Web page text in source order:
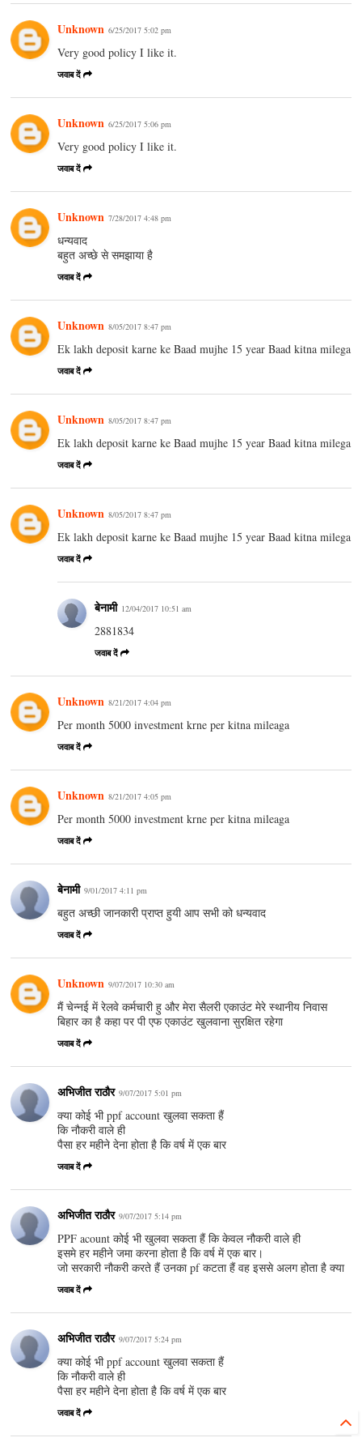
Unknown 6/25/2017 5:02 pm
Very good policy I like it.
जवाब दें
Unknown 6/25/2017 5:06 pm
Very good policy I like it.
जवाब दें
Unknown 7/28/2017 4:48 pm
धन्यवाद
बहुत अच्छे से समझाया है
जवाब दें
Unknown 8/05/2017 8:47 pm
Ek lakh deposit karne ke Baad mujhe 15 year Baad kitna milega
जवाब दें
Unknown 8/05/2017 8:47 pm
Ek lakh deposit karne ke Baad mujhe 15 year Baad kitna milega
जवाब दें
Unknown 8/05/2017 8:47 pm
Ek lakh deposit karne ke Baad mujhe 15 year Baad kitna milega
जवाब दें
बेनामी 12/04/2017 10:51 am
2881834
जवाब दें
Unknown 8/21/2017 4:04 pm
Per month 5000 investment krne per kitna mileaga
जवाब दें
Unknown 8/21/2017 4:05 pm
Per month 5000 investment krne per kitna mileaga
जवाब दें
बेनामी 9/01/2017 4:11 pm
बहुत अच्‍छी जानकारी प्राप्‍त हुयी आप सभी को धन्‍यवाद
जवाब दें
Unknown 9/07/2017 10:30 am
मैं चेन्नई में रेलवे कर्मचारी हु और मेरा सैलरी एकाउंट मेरे स्थानीय निवास
बिहार का है कहा पर पी एफ एकाउंट खुलवाना सुरक्षित रहेगा
जवाब दें
अभिजीत राठौर 9/07/2017 5:01 pm
क्या कोई भी ppf account खुलवा सकता हैं
कि नौकरी वाले ही
पैसा हर महीने देना होता है कि वर्ष में एक बार
जवाब दें
अभिजीत राठौर 9/07/2017 5:14 pm
PPF acount कोई भी खुलवा सकता हैं कि केवल नौकरी वाले ही
इसमे हर महीने जमा करना होता है कि वर्ष में एक बार।
जो सरकारी नौकरी करते हैं उनका pf कटता हैं वह इससे अलग होता है क्या
जवाब दें
अभिजीत राठौर 9/07/2017 5:24 pm
क्या कोई भी ppf account खुलवा सकता हैं
कि नौकरी वाले ही
पैसा हर महीने देना होता है कि वर्ष में एक बार
जवाब दें